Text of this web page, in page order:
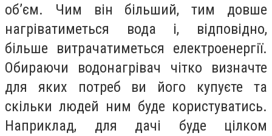
об’єм. Чим він більший, тим довше
нагріватиметься вода і, відповідно,
більше витрачатиметься електроенергії.
Обираючи водонагрівач чітко визначте
для яких потреб ви його купуєте та
скільки людей ним буде користуватись.
Наприклад, для дачі буде цілком